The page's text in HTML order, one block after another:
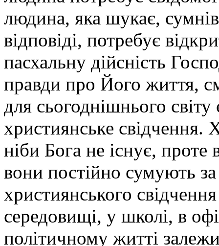
людина, яка шукає,
відповіді, потребує
пасхальну дійсність
правди про Його життя,
для сьогоднішнього
християнське свідчення.
ніби Бога не існує, проте
вони постійно сумують
християнського
середовищі, у школі, в
політичному житті